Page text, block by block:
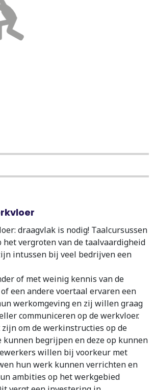
draagvlak is nodig! Taalcursussen
vergroten van de taalvaardigheid
intussen bij veel bedrijven een
of met weinig kennis van de
een andere voertaal ervaren een
werkomgeving en zij willen graag
communiceren op de werkvloer.
om de werkinstructies op de
kunnen begrijpen en deze op kunnen
willen bij voorkeur met
hun werk kunnen verrichten en
ambities op het werkgebied